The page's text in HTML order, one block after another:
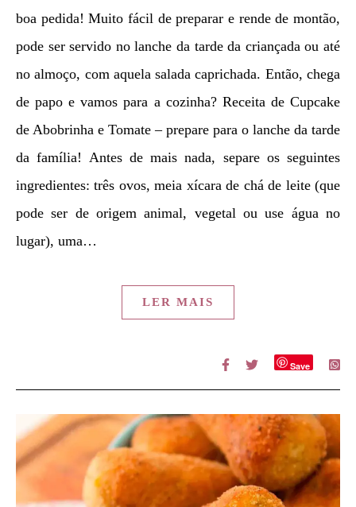
boa pedida! Muito fácil de preparar e rende de montão,
pode ser servido no lanche da tarde da criançada ou até
no almoço, com aquela salada caprichada. Então, chega
de papo e vamos para a cozinha? Receita de Cupcake
de Abobrinha e Tomate – prepare para o lanche da tarde
da família! Antes de mais nada, separe os seguintes
ingredientes: três ovos, meia xícara de chá de leite (que
pode ser de origem animal, vegetal ou use água no
lugar), uma…
LER MAIS
Save